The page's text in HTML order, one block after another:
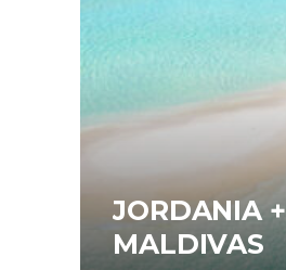
JORDANIA +
MALDIVAS